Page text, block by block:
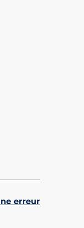
erreur